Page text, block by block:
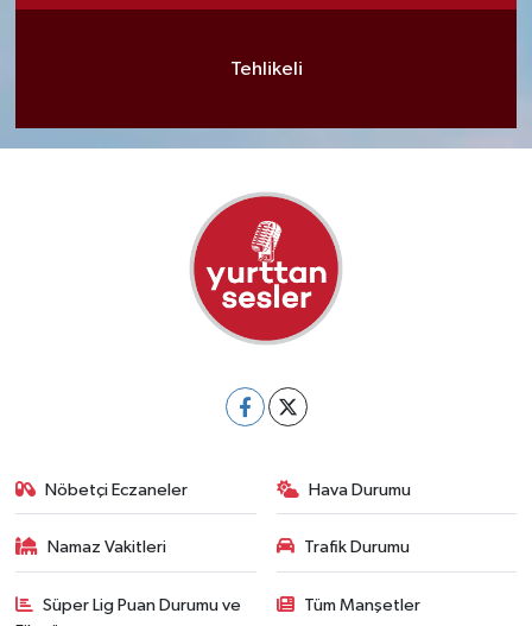
Tehlikeli
Nöbetçi Eczaneler Hava Durumu
Namaz Vakitleri Trafik Durumu
Süper Lig Puan Durumu ve
Tüm Manşetler